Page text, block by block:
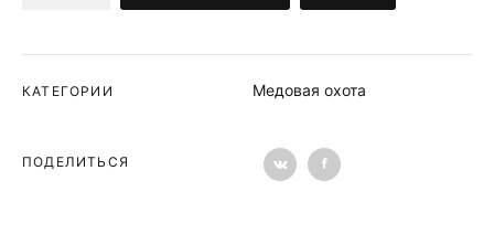
КАТЕГОРИИ Медовая охота
ПОДЕЛИТЬСЯ